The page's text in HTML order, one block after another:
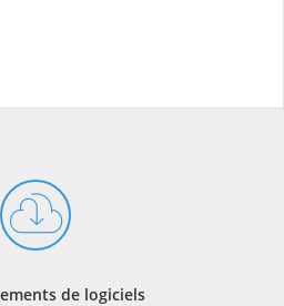
de logiciels